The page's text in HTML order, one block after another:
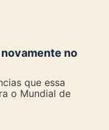
no
que essa
o Mundial de